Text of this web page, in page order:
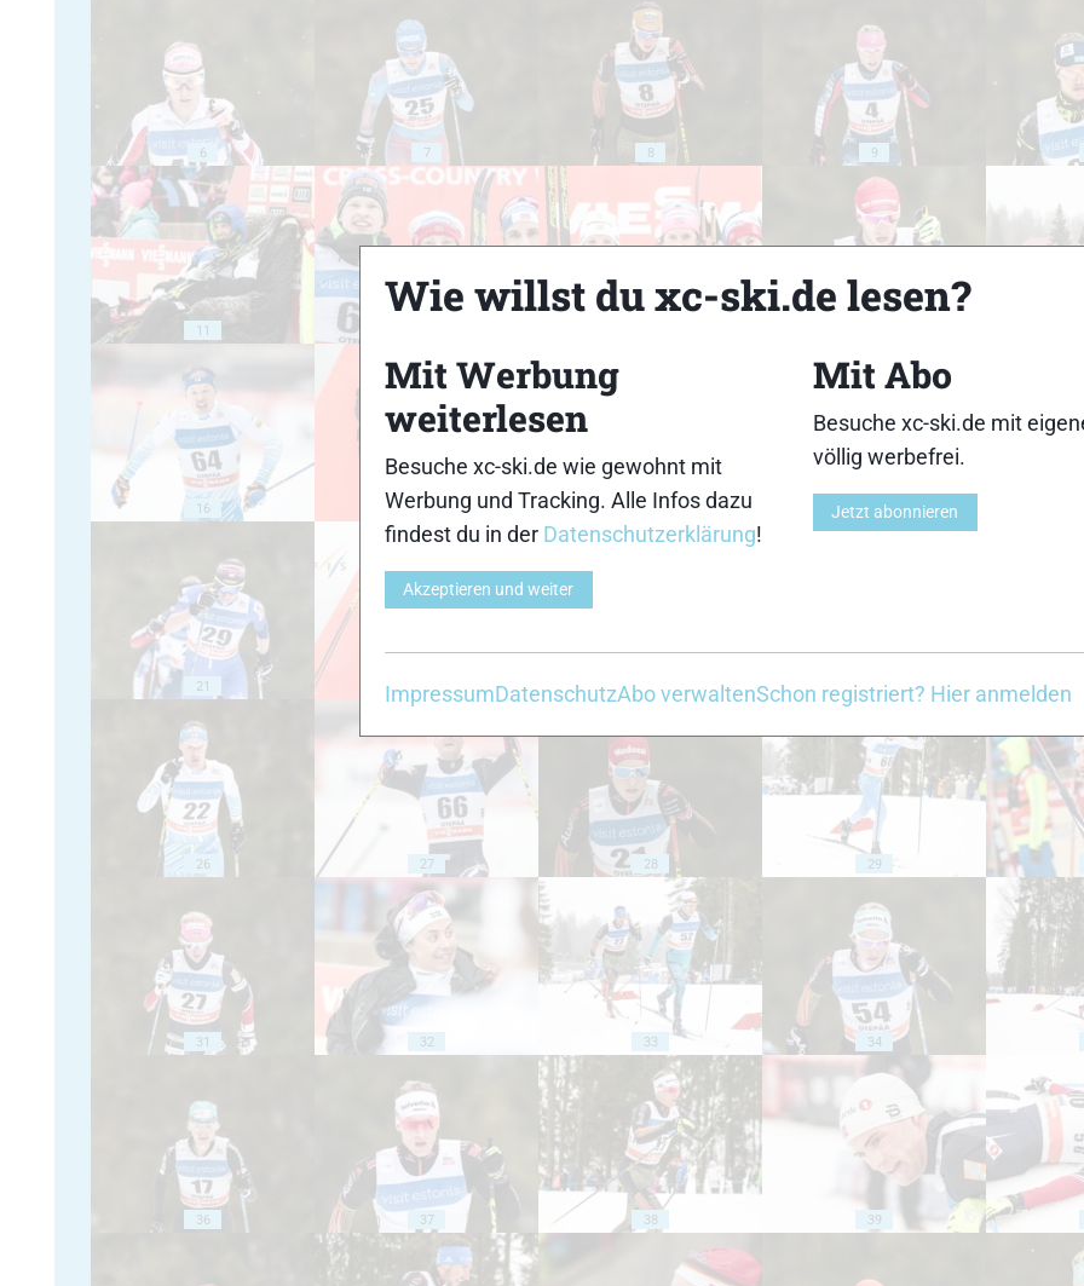
6 7 8 9
11
16 17 18 19
21 24
26 27 28 29
31 32 33 34
36 37 38 39
Wie willst du xc-ski.de lesen?
Mit Werbung
weiterlesen
Besuche xc-ski.de wie gewohnt mit
Werbung und Tracking. Alle Infos dazu
findest du in der Datenschutzerklärung!
Akzeptieren und weiter
Mit Abo
Besuche xc-ski.de mit
völlig werbefrei.
Jetzt abonnieren
ImpressumDatenschutzAbo verwaltenSchon registriert? Hier anmelden